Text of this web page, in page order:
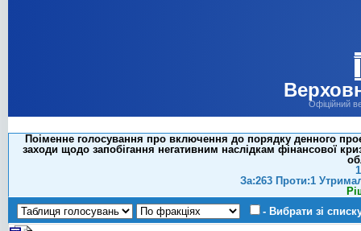
Офіційний
Поіменне голосування про включення до порядку денного
заходи щодо запобігання негативним наслідкам фінансової
За:263 Проти:1
- Вибрати зі